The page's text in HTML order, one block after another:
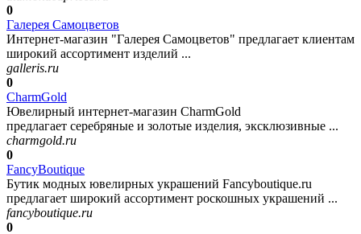
0
Галерея Самоцветов
Интернет-магазин "Галерея Самоцветов" предлагает клиентам
широкий ассортимент изделий ...
galleris.ru
0
CharmGold
Ювелирный интернет-магазин CharmGold
предлагает серебряные и золотые изделия, эксклюзивные ...
charmgold.ru
0
FancyBoutique
Бутик модных ювелирных украшений Fancyboutique.ru
предлагает широкий ассортимент роскошных украшений ...
fancyboutique.ru
0